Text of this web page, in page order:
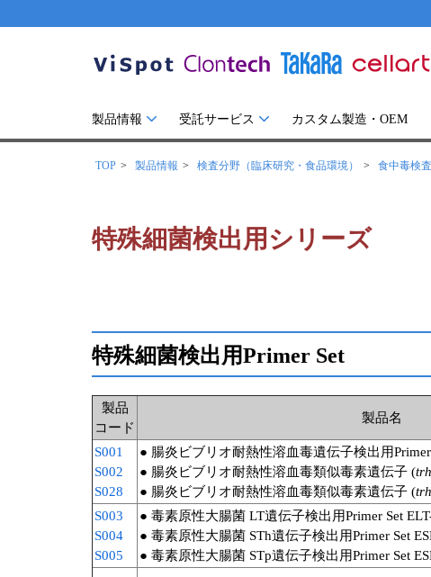
製品情報 受託サービス カスタム製造・OEM
TOP 製品情報 検査分野（臨床研究・食品環境） 食中毒検査
特殊細菌検出用シリーズ
特殊細菌検出用Primer Set
製品
コード
製品名
S001
S002
S028
● 腸炎ビブリオ耐熱性溶血毒遺伝子検出用
● 腸炎ビブリオ耐熱性溶血毒類似毒素遺伝子 (trh
● 腸炎ビブリオ耐熱性溶血毒類似毒素遺伝子 (trh
S003
S004
S005
● 毒素原性大腸菌 LT遺伝子検出用Primer Set
● 毒素原性大腸菌 STh遺伝子検出用Primer Set
● 毒素原性大腸菌 STp遺伝子検出用Primer Set